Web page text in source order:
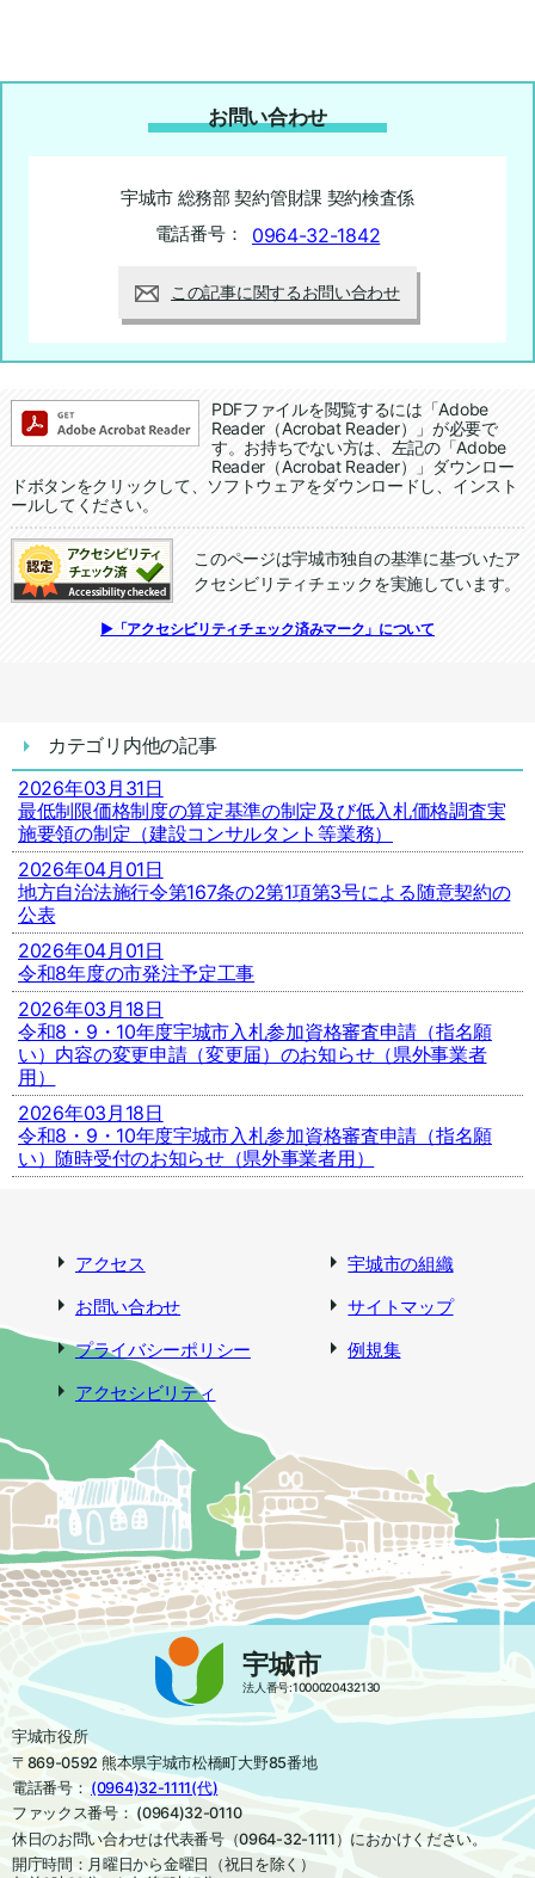
お問い合わせ
宇城市 総務部 契約管財課 契約検査係
電話番号：
0964-32-1842
この記事に関するお問い合わせ
追加情報：PDFファイルPDFファイルを閲覧するには「Adobe
Reader（Acrobat Reader）」が必要で
す。お持ちでない方は、左記の「Adobe
Reader（Acrobat Reader）」ダウンロー
ドボタンをクリックして、ソフトウェアをダウンロードし、インスト
ールしてください。
追加情報：アクセシビリティチェック
このページは宇城市独自の基準に基づいたア
クセシビリティチェックを実施しています。
▶「アクセシビリティチェック済みマーク」について
カテゴリ内他の記事
2026年03月31日
最低制限価格制度の算定基準の制定及び低入札価格調査実
施要領の制定（建設コンサルタント等業務）
2026年04月01日
地方自治法施行令第167条の2第1項第3号による随意契約の
公表
2026年04月01日
令和8年度の市発注予定工事
2026年03月18日
令和8・9・10年度宇城市入札参加資格審査申請（指名願
い）内容の変更申請（変更届）のお知らせ（県外事業者
用）
2026年03月18日
令和8・9・10年度宇城市入札参加資格審査申請（指名願
い）随時受付のお知らせ（県外事業者用）
アクセス
宇城市の組織
お問い合わせ
サイトマップ
プライバシーポリシー
例規集
アクセシビリティ
宇城市
法人番号:1000020432130
宇城市役所
〒869-0592 熊本県宇城市松橋町大野85番地
電話番号： (0964)32-1111(代)
ファックス番号： (0964)32-0110
休日のお問い合わせは代表番号（0964-32-1111）におかけください。
開庁時間：月曜日から金曜日（祝日を除く）